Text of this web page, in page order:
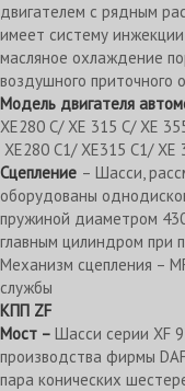
двигателем с рядным
имеет систему
масляное охлаждение
воздушного приточного
Модель двигателя
XE280 С/ XE 315 С/ XE
XE280 С1/ XE315 С1/ XE
Сцепление – Шасси,
оборудованы
пружиной диаметром
главным цилиндром при
Механизм сцепления –
службы
КПП ZF
Мост – Шасси серии XF
производства фирмы
пара конических